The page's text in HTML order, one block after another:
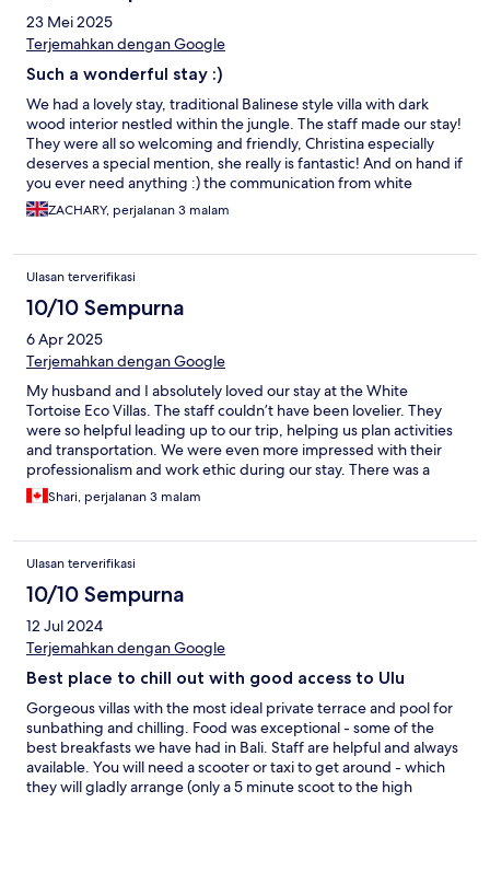
23 Mei 2025
Terjemahkan dengan Google
Such a wonderful stay :)
We had a lovely stay, traditional Balinese style villa with dark
wood interior nestled within the jungle. The staff made our stay!
They were all so welcoming and friendly, Christina especially
deserves a special mention, she really is fantastic! And on hand if
you ever need anything :) the communication from white
tortoise was exceptional. They even went above and beyond
when we needed medication for a sun allergy, where they
incredible too!
ZACHARY, perjalanan 3 malam
Ulasan terverifikasi
10/10 Sempurna
6 Apr 2025
Terjemahkan dengan Google
My husband and I absolutely loved our stay at the White
Tortoise Eco Villas. The staff couldn’t have been lovelier. They
were so helpful leading up to our trip, helping us plan activities
and transportation. We were even more impressed with their
professionalism and work ethic during our stay. There was a
delicious breakfast included in our stay that staff would deliver
to your villa and you could upgrade for a fee to have a floating
excellent service. We liked the location as it was a short 5-15
minute drive from everywhere we wanted to go (restaurants,
shops, beaches, spa)! The staff also arranged private massages
for us in our villa which was wonderful and so relaxing. Overall,
we had an excellent stay here.
Shari, perjalanan 3 malam
Ulasan terverifikasi
10/10 Sempurna
12 Jul 2024
Terjemahkan dengan Google
Best place to chill out with good access to Ulu
Gorgeous villas with the most ideal private terrace and pool for
sunbathing and chilling. Food was exceptional - some of the
best breakfasts we have had in Bali. Staff are helpful and always
available. You will need a scooter or taxi to get around - which
they will gladly arrange (only a 5 minute scoot to the high